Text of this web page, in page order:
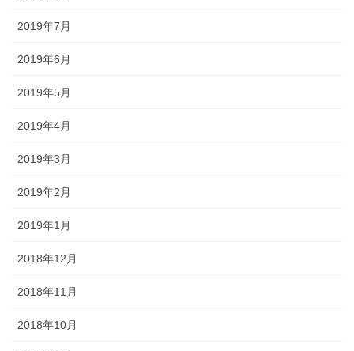
2019年7月
2019年6月
2019年5月
2019年4月
2019年3月
2019年2月
2019年1月
2018年12月
2018年11月
2018年10月